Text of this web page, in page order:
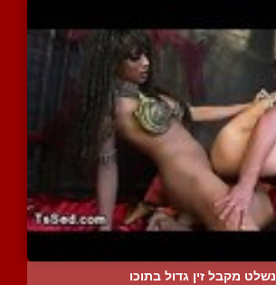
נשלט מקבל זין גדול בתוכו